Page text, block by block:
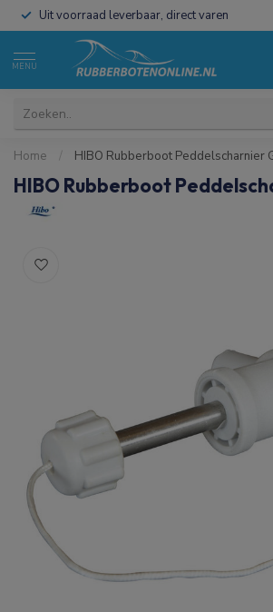
Uit voorraad leverbaar, direct varen
MENU
Home / HIBO Rubberboot Peddelscharnier
HIBO Rubberboot